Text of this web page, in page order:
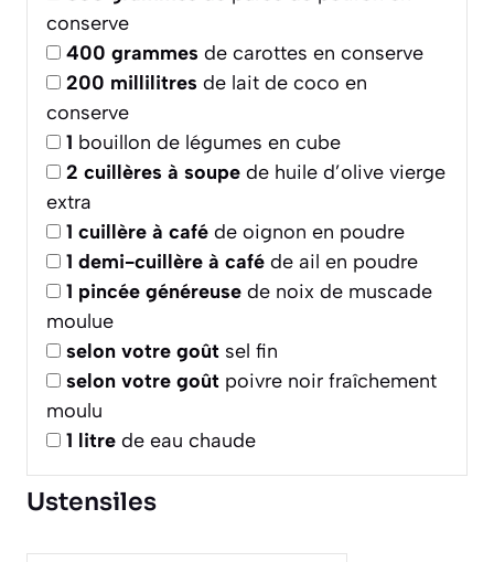
conserve
400 grammes de carottes en conserve
200 millilitres de lait de coco en
conserve
1 bouillon de légumes en cube
2 cuillères à soupe de huile d’olive vierge
extra
1 cuillère à café de oignon en poudre
1 demi-cuillère à café de ail en poudre
1 pincée généreuse de noix de muscade
moulue
selon votre goût sel fin
selon votre goût poivre noir fraîchement
moulu
1 litre de eau chaude
Ustensiles